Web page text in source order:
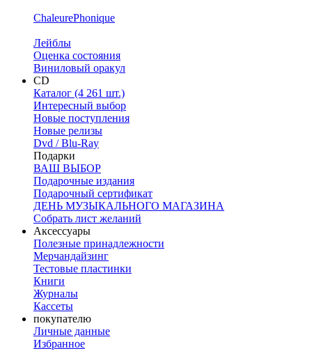
ChaleurePhonique
Лейблы
Оценка состояния
Виниловый оракул
CD
Каталог (4 261 шт.)
Интересный выбор
Новые поступления
Новые релизы
Dvd / Blu-Ray
Подарки
ВАШ ВЫБОР
Подарочные издания
Подарочный сертификат
ДЕНЬ МУЗЫКАЛЬНОГО МАГАЗИНА
Собрать лист желаний
Аксессуары
Полезные принадлежности
Мерчандайзинг
Тестовые пластинки
Книги
Журналы
Кассеты
покупателю
Личные данные
Избранное